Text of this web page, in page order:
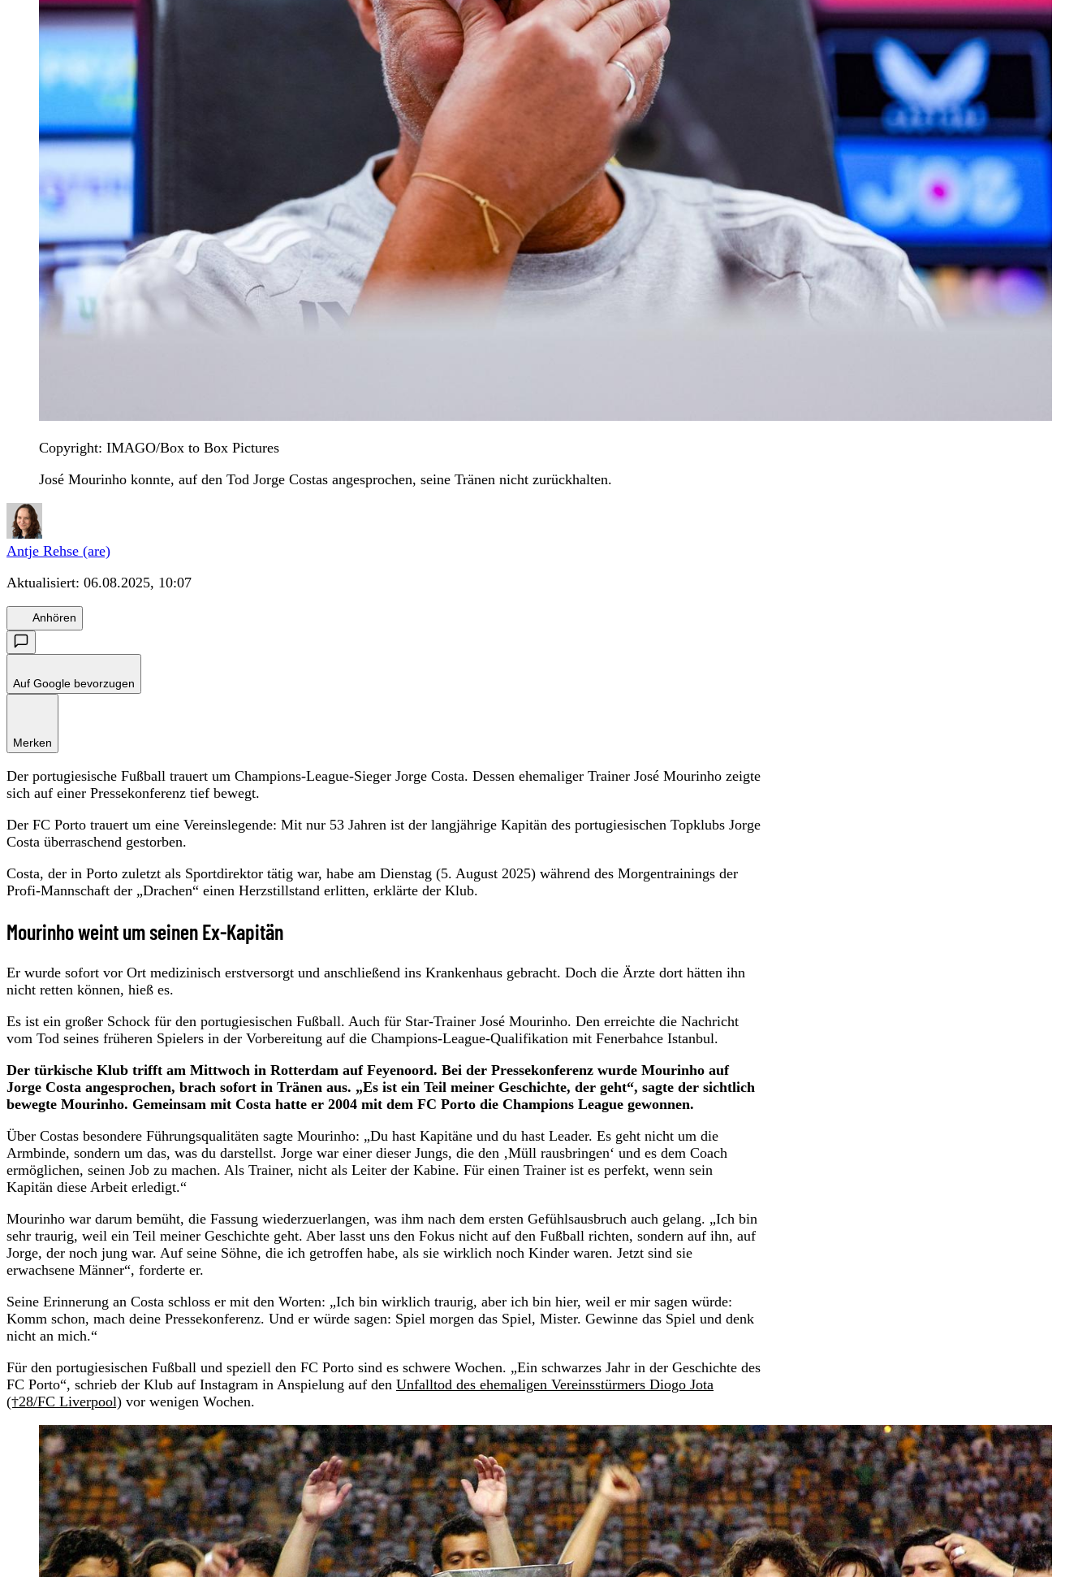
Copyright: IMAGO/Box to Box Pictures
José Mourinho konnte, auf den Tod Jorge Costas angesprochen, seine Tränen nicht zurückhalten.
Antje Rehse (are)
Aktualisiert: 06.08.2025, 10:07
Anhören
Auf Google bevorzugen
Merken
Der portugiesische Fußball trauert um Champions-League-Sieger Jorge Costa. Dessen ehemaliger Trainer José Mourinho zeigte
sich auf einer Pressekonferenz tief bewegt.
Der FC Porto trauert um eine Vereinslegende: Mit nur 53 Jahren ist der langjährige Kapitän des portugiesischen Topklubs Jorge
Costa überraschend gestorben.
Costa, der in Porto zuletzt als Sportdirektor tätig war, habe am Dienstag (5. August 2025) während des Morgentrainings der
Profi-Mannschaft der „Drachen“ einen Herzstillstand erlitten, erklärte der Klub.
Mourinho weint um seinen Ex-Kapitän
Er wurde sofort vor Ort medizinisch erstversorgt und anschließend ins Krankenhaus gebracht. Doch die Ärzte dort hätten ihn
nicht retten können, hieß es.
Es ist ein großer Schock für den portugiesischen Fußball. Auch für Star-Trainer José Mourinho. Den erreichte die Nachricht
vom Tod seines früheren Spielers in der Vorbereitung auf die Champions-League-Qualifikation mit Fenerbahce Istanbul.
Der türkische Klub trifft am Mittwoch in Rotterdam auf Feyenoord. Bei der Pressekonferenz wurde Mourinho auf
Jorge Costa angesprochen, brach sofort in Tränen aus. „Es ist ein Teil meiner Geschichte, der geht“, sagte der sichtlich
bewegte Mourinho. Gemeinsam mit Costa hatte er 2004 mit dem FC Porto die Champions League gewonnen.
Über Costas besondere Führungsqualitäten sagte Mourinho: „Du hast Kapitäne und du hast Leader. Es geht nicht um die
Armbinde, sondern um das, was du darstellst. Jorge war einer dieser Jungs, die den ‚Müll rausbringen‘ und es dem Coach
ermöglichen, seinen Job zu machen. Als Trainer, nicht als Leiter der Kabine. Für einen Trainer ist es perfekt, wenn sein
Kapitän diese Arbeit erledigt.“
Mourinho war darum bemüht, die Fassung wiederzuerlangen, was ihm nach dem ersten Gefühlsausbruch auch gelang. „Ich bin
sehr traurig, weil ein Teil meiner Geschichte geht. Aber lasst uns den Fokus nicht auf den Fußball richten, sondern auf ihn, auf
Jorge, der noch jung war. Auf seine Söhne, die ich getroffen habe, als sie wirklich noch Kinder waren. Jetzt sind sie
erwachsene Männer“, forderte er.
Seine Erinnerung an Costa schloss er mit den Worten: „Ich bin wirklich traurig, aber ich bin hier, weil er mir sagen würde:
Komm schon, mach deine Pressekonferenz. Und er würde sagen: Spiel morgen das Spiel, Mister. Gewinne das Spiel und denk
nicht an mich.“
Für den portugiesischen Fußball und speziell den FC Porto sind es schwere Wochen. „Ein schwarzes Jahr in der Geschichte des
FC Porto“, schrieb der Klub auf Instagram in Anspielung auf den Unfalltod des ehemaligen Vereinsstürmers Diogo Jota
(†28/FC Liverpool) vor wenigen Wochen.